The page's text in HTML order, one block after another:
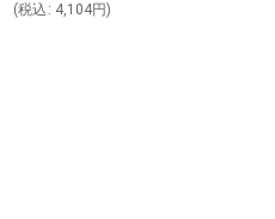
(税込 : 4,104円)